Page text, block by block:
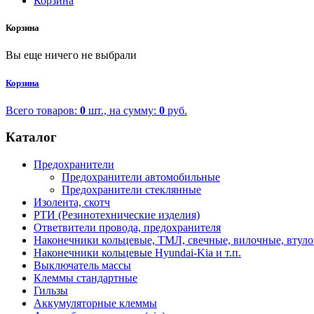
Корзина
Вы еще ничего не выбрали
Корзина
Всего товаров: 0 шт., на сумму: 0 руб.
Каталог
Предохранители
Предохранители автомобильные
Предохранители стеклянные
Изолента, скотч
РТИ (Резинотехнические изделия)
Ответвители провода, предохранителя
Наконечники кольцевые, ТМЛ, свечные, вилочные,
Наконечники кольцевые Hyundai-Kia и т.п.
Выключатель массы
Клеммы стандартные
Гильзы
Аккумуляторные клеммы